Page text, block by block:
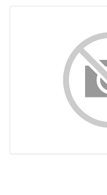
Ir para o topo
Palavras-chave
Usabilidade
Documento
Dispositivos Móveis